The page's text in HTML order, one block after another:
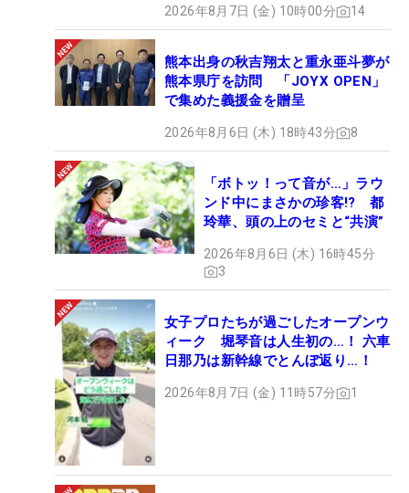
2026年8月7日 (金) 10時00分 14
熊本出身の秋吉翔太と重永亜斗夢が
熊本県庁を訪問 「JOYX OPEN」
で集めた義援金を贈呈
2026年8月6日 (木) 18時43分 8
「ボトッ！って音が…」ラウ
ンド中にまさかの珍客!? 都
玲華、頭の上のセミと“共演”
2026年8月6日 (木) 16時45分
3
女子プロたちが過ごしたオープンウ
ィーク 堀琴音は人生初の…！ 六車
日那乃は新幹線でとんぼ返り…！
2026年8月7日 (金) 11時57分 1